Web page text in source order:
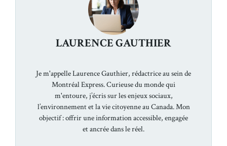
LAURENCE GAUTHIER
Je m'appelle Laurence Gauthier, rédactrice au sein de
Montréal Express. Curieuse du monde qui
m'entoure, j’écris sur les enjeux sociaux,
l’environnement et la vie citoyenne au Canada. Mon
objectif : offrir une information accessible, engagée
et ancrée dans le réel.